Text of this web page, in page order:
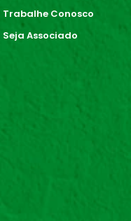
Trabalhe Conosco
Seja Associado